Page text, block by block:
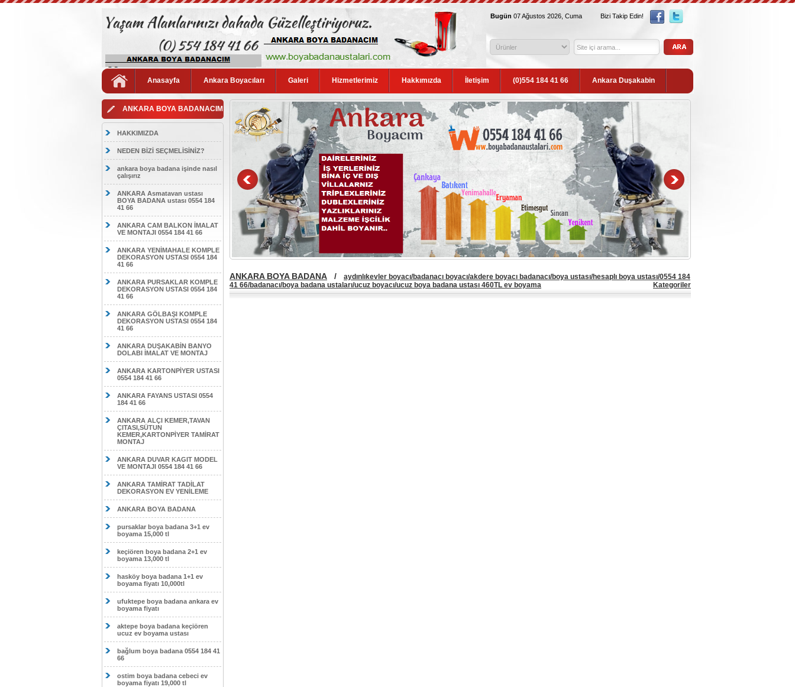
Bugün 07 Ağustos 2026, Cuma Bizi Takip Edin!
Anasayfa Ankara Boyacıları Galeri Hizmetlerimiz Hakkımızda İletişim (0)554 184 41 66 Ankara Duşakabin
ANKARA BOYA BADANACIM
HAKKIMIZDA
NEDEN BİZİ SEÇMELİSİNİZ?
ankara boya badana işinde nasıl
çalışırız
ANKARA Asmatavan ustası
BOYA BADANA ustası 0554 184
41 66
ANKARA CAM BALKON İMALAT
VE MONTAJI 0554 184 41 66
ANKARA YENİMAHALE KOMPLE
DEKORASYON USTASI 0554 184
41 66
ANKARA PURSAKLAR KOMPLE
DEKORASYON USTASI 0554 184
41 66
ANKARA GÖLBAŞI KOMPLE
DEKORASYON USTASI 0554 184
41 66
ANKARA DUŞAKABİN BANYO
DOLABI İMALAT VE MONTAJ
ANKARA KARTONPİYER USTASI
0554 184 41 66
ANKARA FAYANS USTASI 0554
184 41 66
ANKARA ALÇI KEMER,TAVAN
ÇITASI,SÜTUN
KEMER,KARTONPİYER TAMİRAT
MONTAJ
ANKARA DUVAR KAGIT MODEL
VE MONTAJI 0554 184 41 66
ANKARA TAMİRAT TADİLAT
DEKORASYON EV YENİLEME
ANKARA BOYA BADANA
pursaklar boya badana 3+1 ev
boyama 15,000 tl
keçiören boya badana 2+1 ev
boyama 13,000 tl
hasköy boya badana 1+1 ev
boyama fiyatı 10,000tl
ufuktepe boya badana ankara ev
boyama fiyatı
aktepe boya badana keçiören
ucuz ev boyama ustası
bağlum boya badana 0554 184 41
66
ostim boya badana cebeci ev
boyama fiyatı 19,000 tl
ANKARA BOYA BADANA / aydınlıkevler boyacı/badanacı boyacı/akdere boyacı badanacı/boya ustası/hesaplı boya ustası/0554 184
41 66/badanacı/boya badana ustaları/ucuz boyacı/ucuz boya badana ustası 460TL ev boyama
Kategoriler